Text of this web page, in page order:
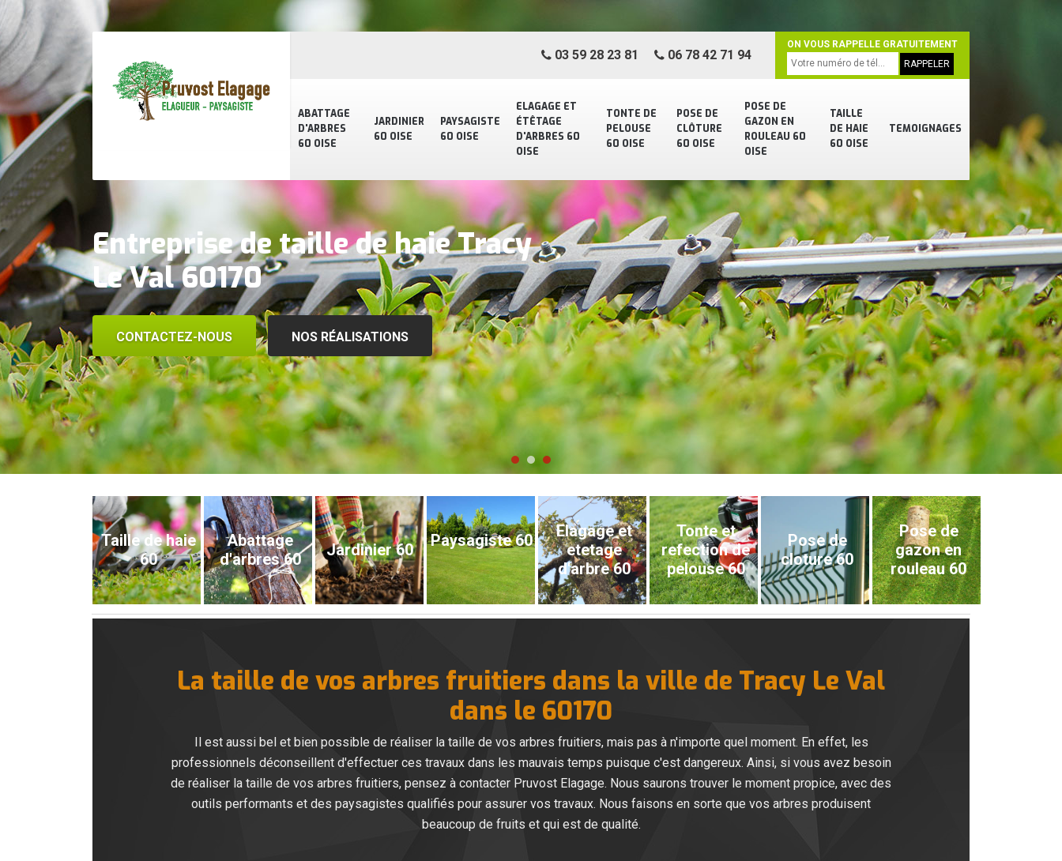
ABATTAGE
D'ARBRES
60 OISE
JARDINIER
60 OISE
PAYSAGISTE
60 OISE
ELAGAGE ET
ÉTÊTAGE
D'ARBRES 60
OISE
TONTE DE
PELOUSE
60 OISE
POSE DE
CLÔTURE
60 OISE
POSE DE
GAZON EN
ROULEAU 60
OISE
TAILLE
DE HAIE
60 OISE
TEMOIGNAGES
03 59 28 23 81 06 78 42 71 94
ON VOUS RAPPELLE GRATUITEMENT
Entreprise de taille de haie Tracy
Le Val 60170
CONTACTEZ-NOUS NOS RÉALISATIONS
Taille de haie
60
Abattage
d'arbres 60
Jardinier 60 Paysagiste 60
Elagage et
etetage
d'arbre 60
Tonte et
refection de
pelouse 60
Pose de
cloture 60
Pose de
gazon en
rouleau 60
La taille de vos arbres fruitiers dans la ville de Tracy Le Val
dans le 60170
Il est aussi bel et bien possible de réaliser la taille de vos arbres fruitiers, mais pas à n'importe quel moment. En effet, les
professionnels déconseillent d'effectuer ces travaux dans les mauvais temps puisque c'est dangereux. Ainsi, si vous avez besoin
de réaliser la taille de vos arbres fruitiers, pensez à contacter Pruvost Elagage. Nous saurons trouver le moment propice, avec des
outils performants et des paysagistes qualifiés pour assurer vos travaux. Nous faisons en sorte que vos arbres produisent
beaucoup de fruits et qui est de qualité.